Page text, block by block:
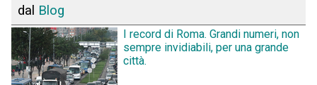
dal Blog
I record di Roma. Grandi numeri, non
sempre invidiabili, per una grande
città.